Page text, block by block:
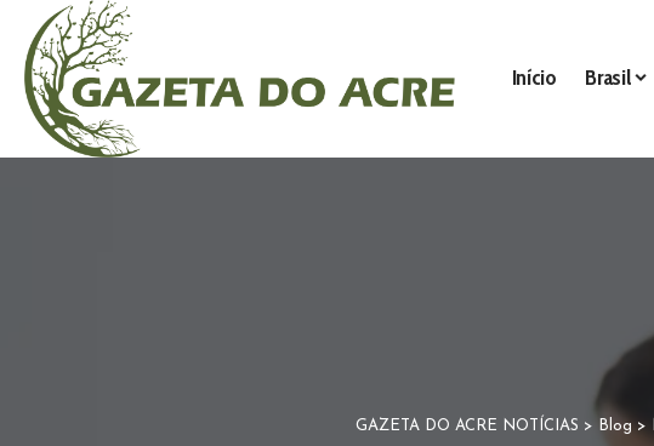
Início Brasil
GAZETA DO ACRE NOTÍCIAS > Blog >